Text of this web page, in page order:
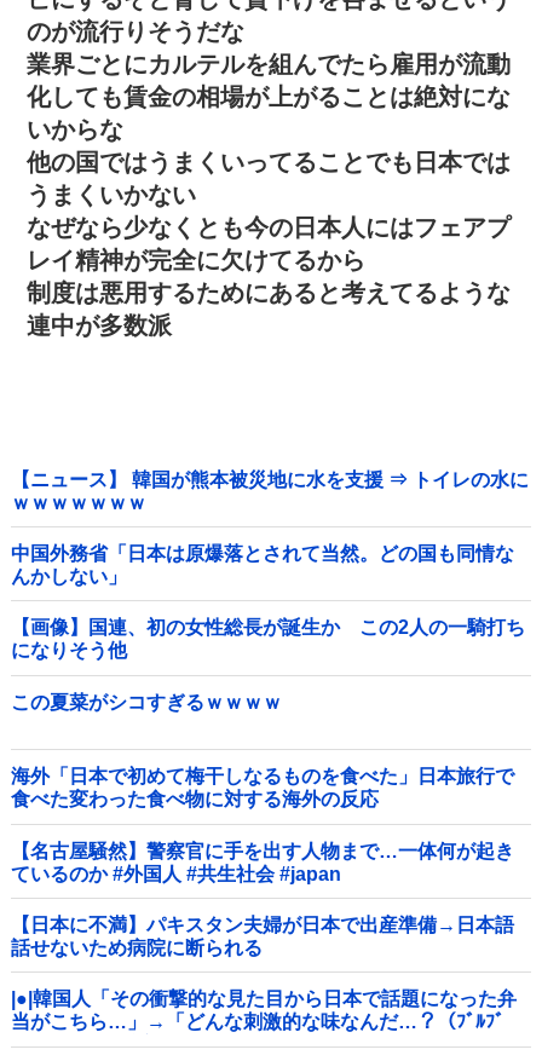
のが流行りそうだな
業界ごとにカルテルを組んでたら雇用が流動
化しても賃金の相場が上がることは絶対にな
いからな
他の国ではうまくいってることでも日本では
うまくいかない
なぜなら少なくとも今の日本人にはフェアプ
レイ精神が完全に欠けてるから
制度は悪用するためにあると考えてるような
連中が多数派
【ニュース】 韓国が熊本被災地に水を支援 ⇒ トイレの水に
ｗｗｗｗｗｗｗ
中国外務省「日本は原爆落とされて当然。どの国も同情な
んかしない」
【画像】国連、初の女性総長が誕生か この2人の一騎打ち
になりそう他
この夏菜がシコすぎるｗｗｗｗ
海外「日本で初めて梅干しなるものを食べた」日本旅行で
食べた変わった食べ物に対する海外の反応
【名古屋騒然】警察官に手を出す人物まで…一体何が起き
ているのか #外国人 #共生社会 #japan
【日本に不満】パキスタン夫婦が日本で出産準備→日本語
話せないため病院に断られる
|●|韓国人「その衝撃的な見た目から日本で話題になった弁
当がこちら…」→「どんな刺激的な味なんだ…？（ﾌﾞﾙﾌﾞ
ﾙ」＝韓国の反応